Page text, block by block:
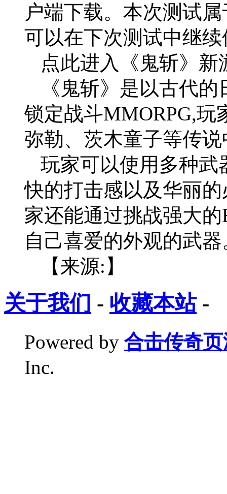
户端下载。本次测试
可以在下次测试中继
点此进入《鬼斩》新
《鬼斩》是以古代
锁定战斗MMORPG,玩
弥勒、茨木童子等传
玩家可以使用多种武
快的打击感以及华丽
家还能通过挑战强大
自己喜爱的外观的武器
【来源:】
关于我们 - 收藏本站-
Powered by 合击传奇
Inc.